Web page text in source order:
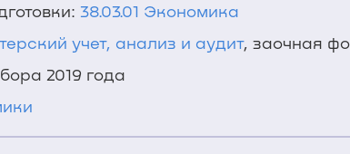
38.03.01 Экономика
учет, анализ и аудит, заочная
2019 года